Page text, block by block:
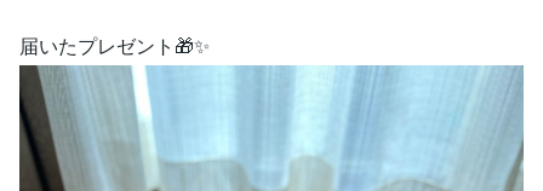
届いたプレゼント🎁✨